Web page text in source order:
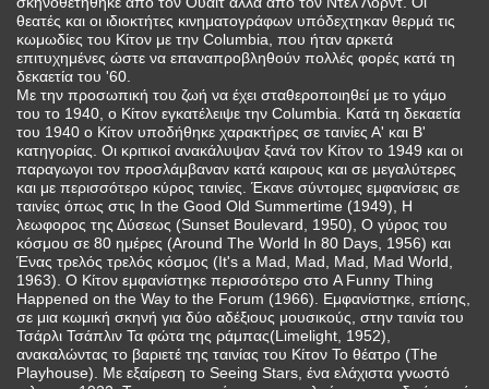
θεατές και οι ιδιοκτήτες κινηματογράφων υπόδεχτηκαν θερμά τις
κωμωδίες του Κίτον με την Columbia, που ήταν αρκετά
επιτυχημένες ώστε να επαναπροβληθούν πολλές φορές κατά τη
δεκαετία του '60.
Με την προσωπική του ζωή να έχει σταθεροποιηθεί με το γάμο
του το 1940, ο Κίτον εγκατέλειψε την Columbia. Κατά τη δεκαετία
του 1940 ο Κίτον υποδήθηκε χαρακτήρες σε ταινίες Α' και Β'
κατηγορίας. Οι κριτικοί ανακάλυψαν ξανά τον Κίτον το 1949 και οι
παραγωγοι τον προσλάμβαναν κατά καιρους και σε μεγαλύτερες
και με περισσότερο κύρος ταινίες. Έκανε σύντομες εμφανίσεις σε
ταινίες όπως στις In the Good Old Summertime (1949), Η
λεωφορος της Δύσεως (Sunset Boulevard, 1950), Ο γύρος του
κόσμου σε 80 ημέρες (Around The World In 80 Days, 1956) και
Ένας τρελός τρελός κόσμος (It's a Mad, Mad, Mad, Mad World,
1963). Ο Κίτον εμφανίστηκε περισσότερο στο A Funny Thing
Happened on the Way to the Forum (1966). Εμφανίστηκε, επίσης,
σε μια κωμική σκηνή για δύο αδέξιους μουσικούς, στην ταινία του
Τσάρλι Τσάπλιν Τα φώτα της ράμπας(Limelight, 1952),
ανακαλώντας το βαριετέ της ταινίας του Κίτον Το θέατρο (The
Playhouse). Με εξαίρεση το Seeing Stars, ένα ελάχιστα γνωστό